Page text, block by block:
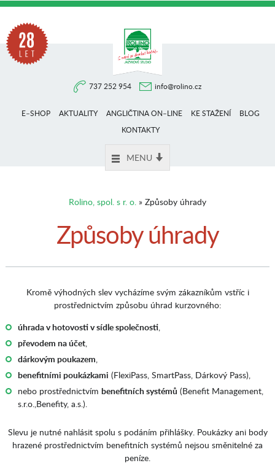
737 252 954 info@rolino.cz
E–SHOP AKTUALITY ANGLIČTINA ON–LINE KE STAŽENÍ
BLOG
KONTAKTY
MENU
Rolino, spol. s r. o. » Způsoby úhrady
Způsoby úhrady
Kromě výhodných slev vycházíme svým zákazníkům vstříc i
prostřednictvím způsobu úhrad kurzovného:
úhrada v hotovosti v sídle společnosti,
převodem na účet,
dárkovým poukazem,
benefitními poukázkami (FlexiPass, SmartPass, Dárkový Pass),
nebo prostřednictvím benefitních systémů (Benefit Management,
s.r.o.,Benefity, a.s.).
Slevu je nutné nahlásit spolu s podáním přihlášky. Poukázky ani body
hrazené prostřednictvím benefitních systémů nejsou směnitelné za
peníze.